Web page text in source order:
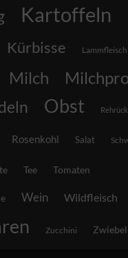
Kartoffeln
Kürbisse Lammfleisch
Milch
Obst
Rosenkohl Salat
Tee Tomaten
Wein Wildfleisch
Zucchini